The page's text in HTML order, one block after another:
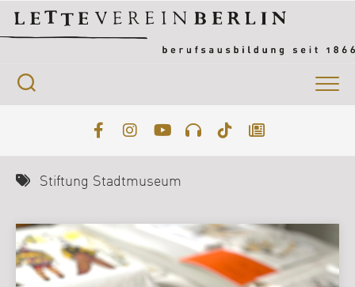
content
Stiftung Stadtmuseum